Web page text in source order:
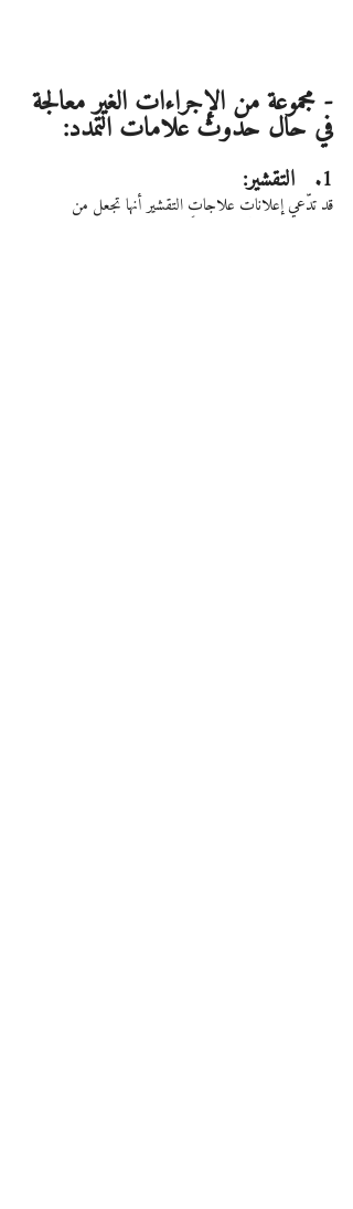
- مجموعة من الإجراءات الغير معالجة
في حال حدوث علامات التمدد:
1.   التقشير:
قد تدّعي إعلانات علاجات التقشير أنها تجعل من